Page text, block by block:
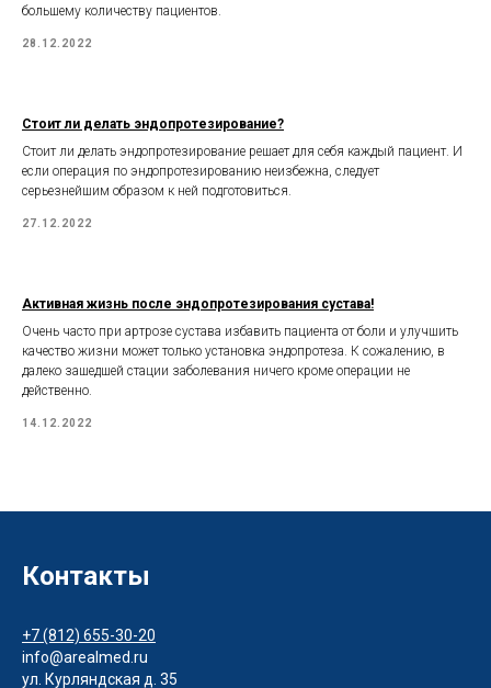
большему количеству пациентов.
28.12.2022
Стоит ли делать эндопротезирование?
Стоит ли делать эндопротезирование решает для себя каждый пациент. И
если операция по эндопротезированию неизбежна, следует
серьезнейшим образом к ней подготовиться.
27.12.2022
Активная жизнь после эндопротезирования сустава!
Очень часто при артрозе сустава избавить пациента от боли и улучшить
качество жизни может только установка эндопротеза. К сожалению, в
далеко зашедшей стации заболевания ничего кроме операции не
действенно.
14.12.2022
Контакты
+7 (812) 655-30-20
info@arealmed.ru
ул. Курляндская д. 35